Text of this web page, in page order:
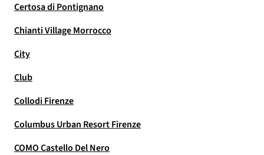
Certosa di Pontignano
Chianti Village Morrocco
City
Club
Collodi Firenze
Columbus Urban Resort Firenze
COMO Castello Del Nero